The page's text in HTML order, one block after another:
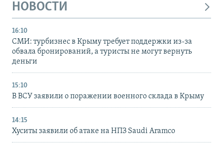
НОВОСТИ
16:10
СМИ: турбизнес в Крыму требует поддержки из-за
обвала бронирований, а туристы не могут вернуть
деньги
15:10
В ВСУ заявили о поражении военного склада в Крыму
14:15
Хуситы заявили об атаке на НПЗ Saudi Aramco